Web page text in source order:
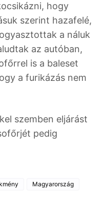
hogy
szerint hazafelé,
a náluk
az autóban,
is a baleset
a furikázás nem
szemben eljárást
pedig
Magyarország